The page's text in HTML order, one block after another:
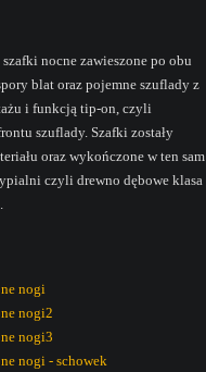
nocne zawieszone po obu
blat oraz pojemne szuflady z
i funkcją tip-on, czyli
szuflady. Szafki zostały
oraz wykończone w ten sam
czyli drewno dębowe klasa